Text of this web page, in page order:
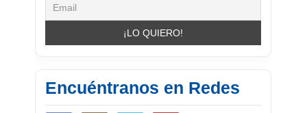
Encuéntranos en Redes